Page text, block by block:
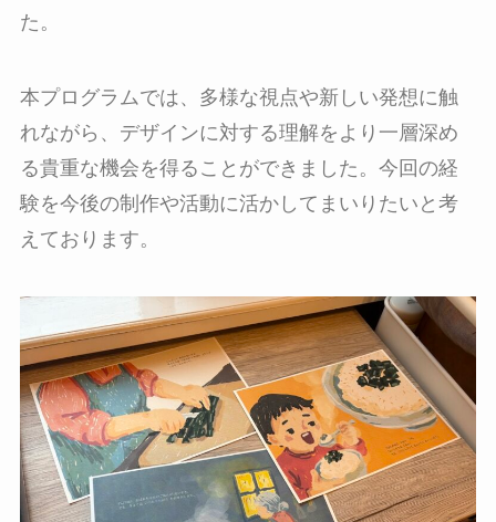
た。
本プログラムでは、多様な視点や新しい発想に触
れながら、デザインに対する理解をより一層深め
る貴重な機会を得ることができました。今回の経
験を今後の制作や活動に活かしてまいりたいと考
えております。